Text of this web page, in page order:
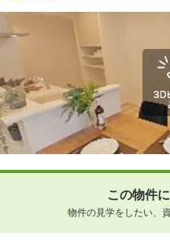
この物件
物件の見学をしたい、